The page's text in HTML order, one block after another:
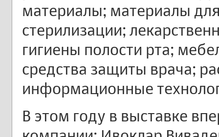
материалы; материалы
стерилизации;
гигиены полости рта;
средства защиты врача;
информационные
В этом году в выставке